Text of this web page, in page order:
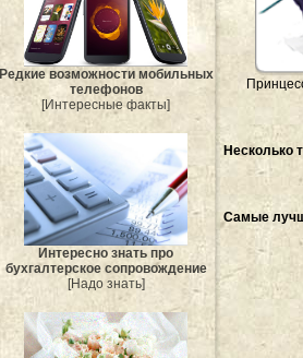
Редкие возможности мобильных
телефонов
[Интересные факты]
Интересно знать про
бухгалтерское сопровождение
[Надо знать]
Несколько
Самые